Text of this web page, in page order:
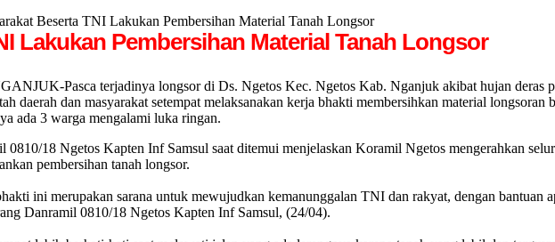
Beserta TNI Lakukan Pembersihan Material Tanah Longsor
Lakukan Pembersihan Material Tanah Longsor
Pasca terjadinya longsor di Ds. Ngetos Kec. Ngetos Kab. Nganjuk akibat hujan deras
daerah dan masyarakat setempat melaksanakan kerja bhakti membersihkan material
ada 3 warga mengalami luka ringan.
0810/18 Ngetos Kapten Inf Samsul saat ditemui menjelaskan Koramil Ngetos mengerahkan
pembersihan tanah longsor.
ini merupakan sarana untuk mewujudkan kemanunggalan TNI dan rakyat, dengan
Danramil 0810/18 Ngetos Kapten Inf Samsul, (24/04).